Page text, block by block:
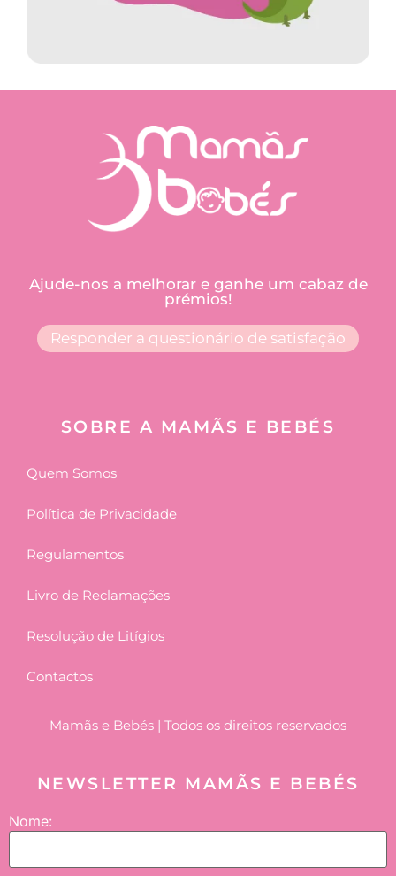
Ajude-nos a melhorar e ganhe um cabaz de
prémios!
Responder a questionário de satisfação
SOBRE A MAMÃS E BEBÉS
Quem Somos
Política de Privacidade
Regulamentos
Livro de Reclamações
Resolução de Litígios
Contactos
Mamãs e Bebés | Todos os direitos reservados
NEWSLETTER MAMÃS E BEBÉS
Nome: